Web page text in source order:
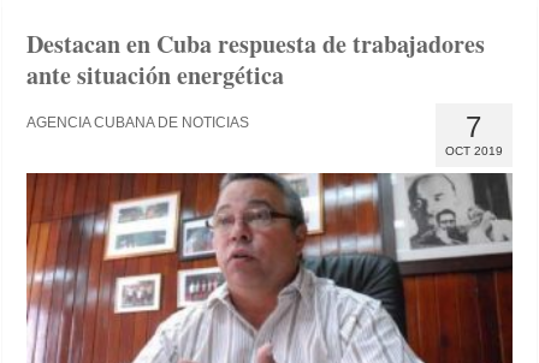
Destacan en Cuba respuesta de trabajadores
ante situación energética
7
OCT 2019
AGENCIA CUBANA DE NOTICIAS